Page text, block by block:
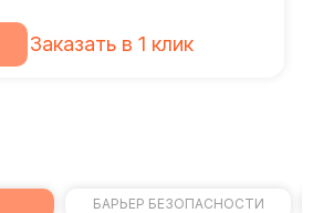
Заказать в 1 клик
БАРЬЕР БЕЗОПАСНОСТИ